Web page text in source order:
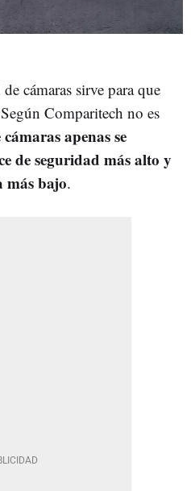
cámaras sirve para que
Comparitech no es
apenas se
de seguridad más alto y
más bajo.